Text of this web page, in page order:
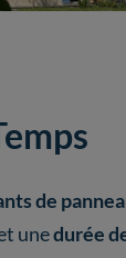
de
unedurée